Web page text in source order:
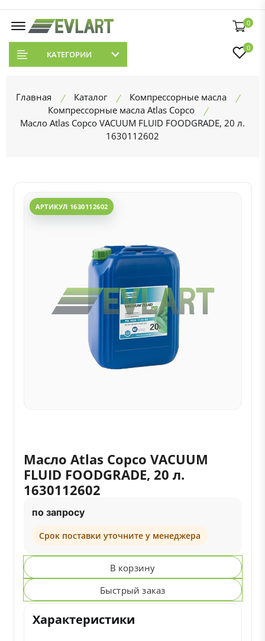
0
КАТЕГОРИИ
0
Главная Каталог
Компрессорные масла
Компрессорные масла Atlas Copco
Масло Atlas Copco VACUUM FLUID FOODGRADE, 20 л.
1630112602
АРТИКУЛ 1630112602
Масло Atlas Copco VACUUM
FLUID FOODGRADE, 20 л.
1630112602
по запросу
Срок поставки уточните у менеджера
В корзину
Быстрый заказ
Характеристики